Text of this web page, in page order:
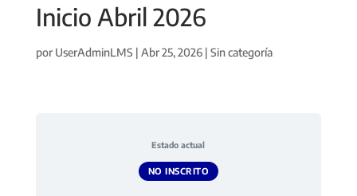
Inicio Abril 2026
por UserAdminLMS | Abr 25, 2026| Sin categoría
Estado actual
NO INSCRITO